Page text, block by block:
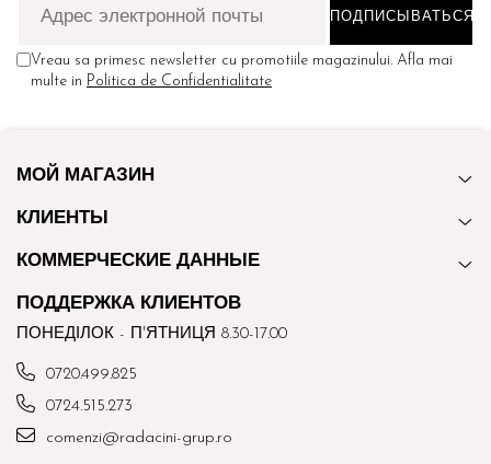
Vreau sa primesc newsletter cu promotiile magazinului. Afla mai
multe in Politica de Confidentialitate
МОЙ МАГАЗИН
КЛИЕНТЫ
КОММЕРЧЕСКИЕ ДАННЫЕ
ПОДДЕРЖКА КЛИЕНТОВ
ПОНЕДІЛОК - П'ЯТНИЦЯ 8.30-17.00
0720.499.825
0724.515.273
comenzi@radacini-grup.ro